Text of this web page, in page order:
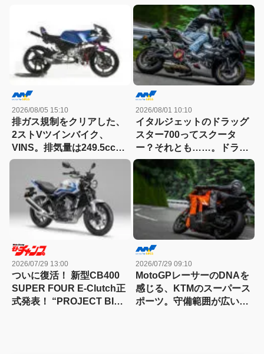
感動
2026/08/05 15:10
排ガス規制をクリアした、
2ストVツインバイク、
VINS。排気量は249.5cc、
83HPを絞り出す。そのエ
ンジンの技術とは
2026/08/01 10:10
イタルジェットのドラッグ
スター700ってスクータ
ー？それとも……。ドラッ
グスター700ツイン・リミ
テッドエディション試乗記
2026/07/29 13:00
ついに復活！ 新型CB400
SUPER FOUR E-Clutch正
式発表！ “PROJECT BIG-
2026/07/29 09:10
MotoGPレーサーのDNAを
感じる、KTMのスーパース
ポーツ。守備範囲が広い史